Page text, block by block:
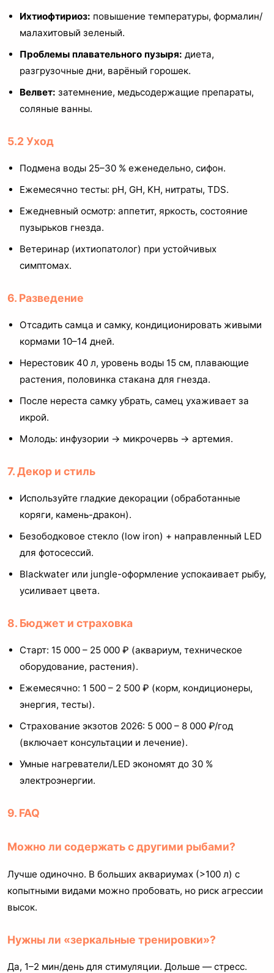
Ихтиофтириоз: повышение температуры, формалин/
малахитовый зеленый.
Проблемы плавательного пузыря: диета,
разгрузочные дни, варёный горошек.
Велвет: затемнение, медьсодержащие препараты,
соляные ванны.
5.2 Уход
Подмена воды 25–30 % еженедельно, сифон.
Ежемесячно тесты: pH, GH, KH, нитраты, TDS.
Ежедневный осмотр: аппетит, яркость, состояние
пузырьков гнезда.
Ветеринар (ихтиопатолог) при устойчивых
симптомах.
6. Разведение
Отсадить самца и самку, кондиционировать живыми
кормами 10–14 дней.
Нерестовик 40 л, уровень воды 15 см, плавающие
растения, половинка стакана для гнезда.
После нереста самку убрать, самец ухаживает за
икрой.
Молодь: инфузории → микрочервь → артемия.
7. Декор и стиль
Используйте гладкие декорации (обработанные
коряги, камень-дракон).
Безободковое стекло (low iron) + направленный LED
для фотосессий.
Blackwater или jungle-оформление успокаивает рыбу,
усиливает цвета.
8. Бюджет и страховка
Старт: 15 000 – 25 000 ₽ (аквариум, техническое
оборудование, растения).
Ежемесячно: 1 500 – 2 500 ₽ (корм, кондиционеры,
энергия, тесты).
Страхование экзотов 2026: 5 000 – 8 000 ₽/год
(включает консультации и лечение).
Умные нагреватели/LED экономят до 30 %
электроэнергии.
9. FAQ
Можно ли содержать с другими рыбами?
Лучше одиночно. В больших аквариумах (>100 л) с
копытными видами можно пробовать, но риск агрессии
высок.
Нужны ли «зеркальные тренировки»?
Да, 1–2 мин/день для стимуляции. Дольше — стресс.